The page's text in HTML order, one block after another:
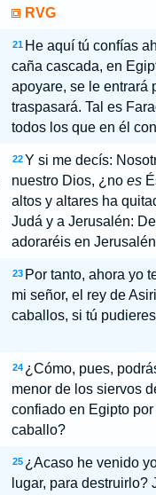
RVG
21 He aquí tú confías
caña cascada, en
apoyare, se le entrará
traspasará. Tal es
todos los que en él
22 Y si me decís:
nuestro Dios, ¿no es
altos y altares ha
Judá y a Jerusalén:
adoraréis en
23 Por tanto, ahora yo
mi señor, el rey de
caballos, si tú
24 ¿Cómo, pues,
menor de los siervos
confiado en Egipto
caballo?
25 ¿Acaso he venido
lugar, para